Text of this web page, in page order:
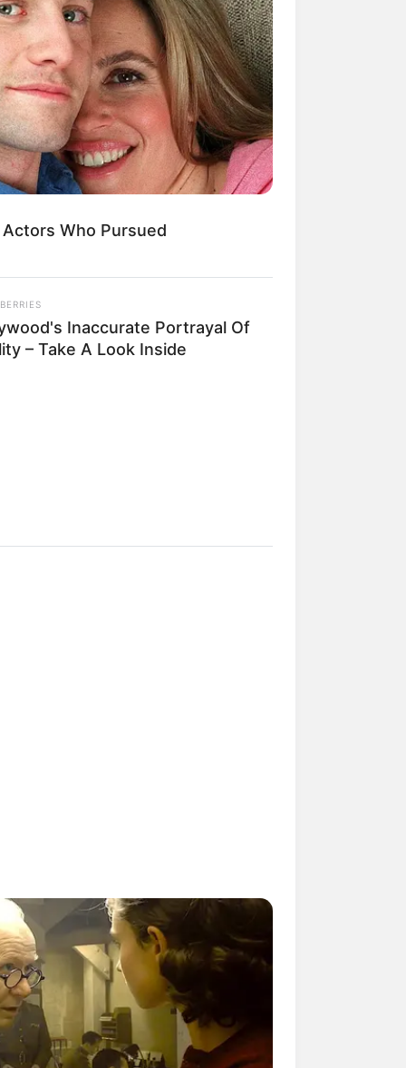
compra da
poderá
o
de
quais não
nas
de
grossas de
Who Pursued
Inaccurate Portrayal Of
– Take A Look Inside
And Kate Let Their Guard
But The Cameras Were On